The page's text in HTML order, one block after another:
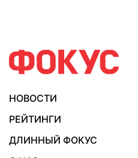
НОВОСТИ
РЕЙТИНГИ
ДЛИННЫЙ ФОКУС